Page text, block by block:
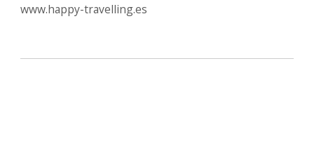
www.happy-travelling.es